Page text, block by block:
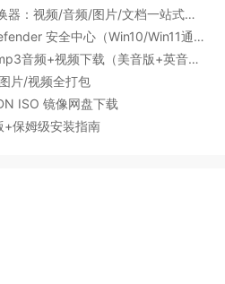
FormatMaster全能格式转换器：视频/音频/图片/文档一站式搞定
一键彻底卸载 Windows Defender 安全中心（Win10/Win11通用）
新概念英语1 第一册 pdf+mp3音频+视频下载（美音版+英音版）
片/视频全打包
ISO 镜像网盘下载
保姆级安装指南